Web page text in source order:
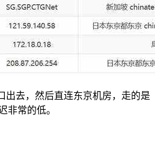
出去，然后直连东京机房，走的是
非常的低。